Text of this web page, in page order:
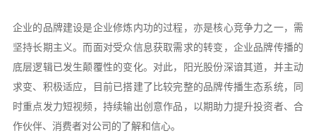
企业的品牌建设是企业修炼内功的过程，亦是核心竞争力之一，需
坚持长期主义。而面对受众信息获取需求的转变，企业品牌传播的
底层逻辑已发生颠覆性的变化。对此，阳光股份深谙其道，并主动
求变、积极适应，目前已搭建了比较完整的品牌传播生态系统，同
时重点发力短视频，持续输出创意作品，以期助力提升投资者、合
作伙伴、消费者对公司的了解和信心。